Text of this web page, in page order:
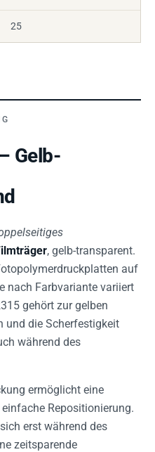
25
Gelb-
, gelb-transparent.
auf
nach Farbvariante variiert
gehört zur gelben
und die Scherfestigkeit
während des
ermöglicht eine
einfache Repositionierung.
erst während des
zeitsparende